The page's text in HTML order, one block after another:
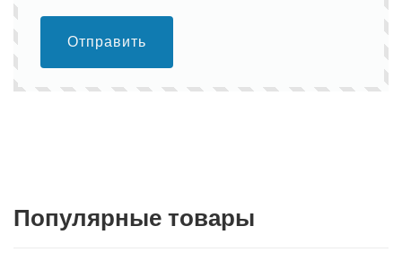
Отправить
Популярные товары